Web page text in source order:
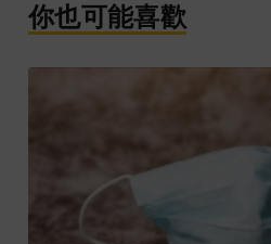
你也可能喜歡